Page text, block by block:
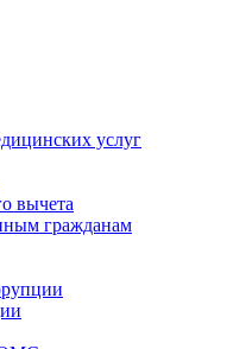
услуг
вычета
гражданам